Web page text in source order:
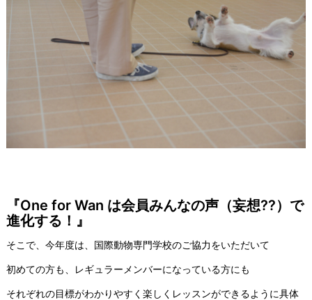
『One for Wan は会員みんなの声（妄想??）で
進化する！』
そこで、今年度は、国際動物専門学校のご協力をいただいて
初めての方も、レギュラーメンバーになっている方にも
それぞれの目標がわかりやすく楽しくレッスンができるように具体